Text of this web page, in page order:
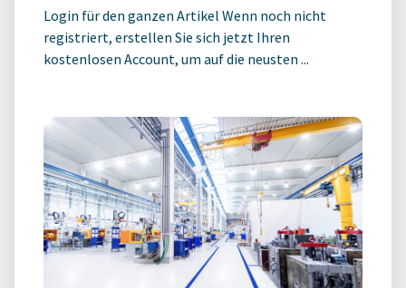
Login für den ganzen Artikel Wenn noch nicht
registriert, erstellen Sie sich jetzt Ihren
kostenlosen Account, um auf die neusten ...